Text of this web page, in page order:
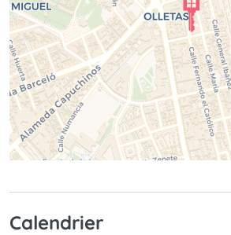
Calendrier